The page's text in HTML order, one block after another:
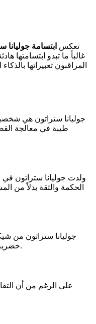
تعكس ابتسامة جوليانا
غالباً ما تبدو ابتسامتها
المراقبون تعبيراتها
جوليانا ستراتون هي
طيبة في معالجة
ولدت جوليانا ستراتون في عام 1965، وهي حالياً في أواخر الخمسينيات من
الحكمة والثقة بدلاً من
جوليانا ستراتون من
حضرية نابضة بالحياة قد شكلت أسلوب تواصلها، بما في ذلك سلوكها المعبر والمسيطر عليه في نفس الوقت. تساهم جذورها في أصالتها، وهو ما ينعكس بوضوح في كيفية تفاعلها مع الناس.
على الرغم من أن